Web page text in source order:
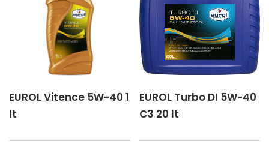
EUROL Vitence 5W-40 1
lt
EUROL Turbo DI 5W-40
C3 20 lt